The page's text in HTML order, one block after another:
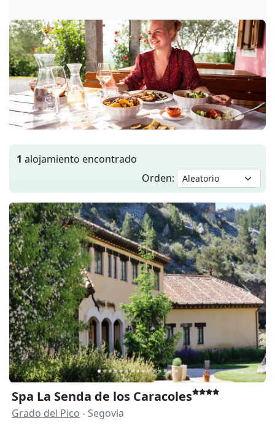
1 alojamiento encontrado
Orden:
Anterior
Spa La Senda de los Caracoles
Grado del Pico - Segovia